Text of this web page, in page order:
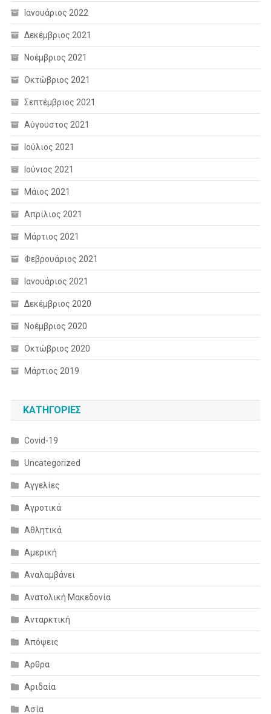
Ιανουάριος 2022
Δεκέμβριος 2021
Νοέμβριος 2021
Οκτώβριος 2021
Σεπτέμβριος 2021
Αύγουστος 2021
Ιούλιος 2021
Ιούνιος 2021
Μάιος 2021
Απρίλιος 2021
Μάρτιος 2021
Φεβρουάριος 2021
Ιανουάριος 2021
Δεκέμβριος 2020
Νοέμβριος 2020
Οκτώβριος 2020
Μάρτιος 2019
KΑΤΗΓΟΡΊΕΣ
Covid-19
Uncategorized
Αγγελίες
Αγροτικά
Αθλητικά
Αμερική
Αναλαμβάνει
Ανατολική Μακεδονία
Ανταρκτική
Απόψεις
Άρθρα
Αριδαία
Ασία